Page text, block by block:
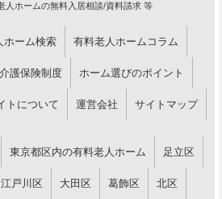
人ホームの無料入居相談/資料請求 等
ホーム検索 有料老人ホームコラム
介護保険制度 ホーム選びのポイント
トについて 運営会社 サイトマップ
東京都区内の有料老人ホーム 足立区
江戸川区 大田区 葛飾区 北区